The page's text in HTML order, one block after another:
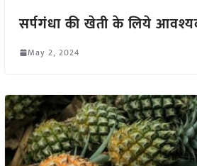
सर्पगंधा की खेती के लिये
May 2, 2024